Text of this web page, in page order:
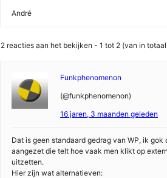
André
2 reacties aan het bekijken - 1 tot 2 (van in totaal
Funkphenomenon
(@funkphenomenon)
16 jaren, 3 maanden geleden
Dat is geen standaard gedrag van WP, ik gok
aangezet die telt hoe vaak men klikt op
uitzetten.
Hier zijn wat alternatieven: